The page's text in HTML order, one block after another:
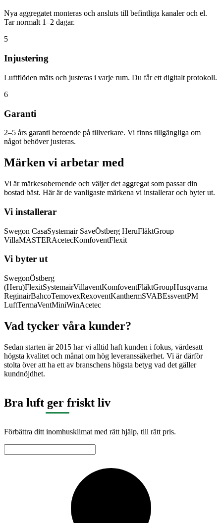
Nya aggregatet monteras och ansluts till befintliga kanaler och el.
Tar normalt 1–2 dagar.
5
Injustering
Luftflöden mäts och justeras i varje rum. Du får ett digitalt protokoll.
6
Garanti
2–5 års garanti beroende på tillverkare. Vi finns tillgängliga om
något behöver justeras.
Märken vi arbetar med
Vi är märkesoberoende och väljer det aggregat som passar din
bostad bäst. Här är de vanligaste märkena vi installerar och byter ut.
Vi installerar
Swegon CasaSystemair SaveÖstberg HeruFläktGroup
VillaMASTERAcetecKomfoventFlexit
Vi byter ut
SwegonÖstberg
(Heru)FlexitSystemairVillaventKomfoventFläktGroupHusqvarna
ReginairBahcoTemovexRexoventKanthermSVABEssventPM
LuftTermaVentMiniWinAcetec
Vad tycker våra kunder?
Sedan starten år 2015 har vi alltid haft kunden i fokus, värdesatt
högsta kvalitet och månat om hög leveranssäkerhet. Vi är därför
stolta över att ha ett av branschens högsta betyg vad det gäller
kundnöjdhet.
Bra luft ger friskt liv
Förbättra ditt inomhusklimat med rätt hjälp, till rätt pris.